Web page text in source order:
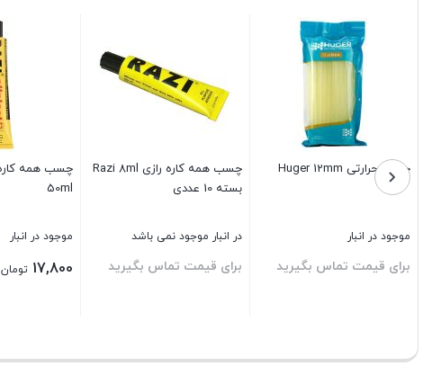
چسب حرارتی Huger 12mm
موجود در انبار
برای قیمت تماس بگیرید
چسب همه کاره رازی Razi 8ml
بسته 10 عددی
در انبار موجود نمی باشد
برای قیمت تماس بگیرید
50ml
موجود در انبار
17,800 تومان